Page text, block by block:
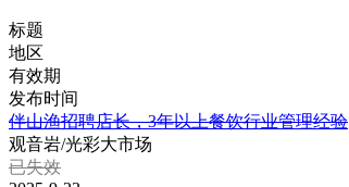
标题
地区
有效期
发布时间
伴山渔招聘店长，3年以上餐饮行业管理经验
观音岩/光彩大市场
已失效